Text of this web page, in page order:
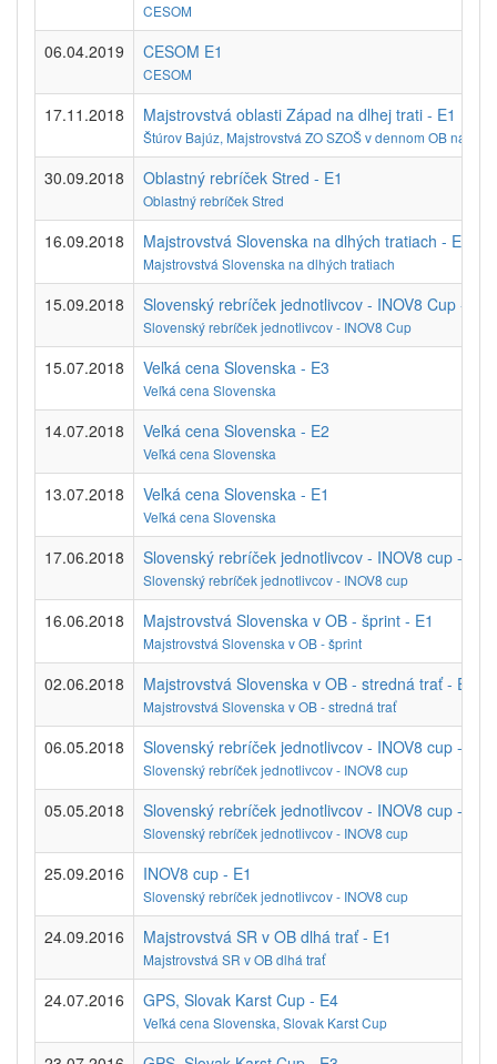
CESOM
06.04.2019 CESOM E1
CESOM
17.11.2018 Majstrovstvá oblasti Západ na dlhej trati - E1
Štúrov Bajúz, Majstrovstvá ZO SZOŠ v dennom OB na
30.09.2018 Oblastný rebríček Stred - E1
Oblastný rebríček Stred
16.09.2018 Majstrovstvá Slovenska na dlhých tratiach - E1
Majstrovstvá Slovenska na dlhých tratiach
15.09.2018 Slovenský rebríček jednotlivcov - INOV8 Cup - E1
Slovenský rebríček jednotlivcov - INOV8 Cup
15.07.2018 Veľká cena Slovenska - E3
Veľká cena Slovenska
14.07.2018 Veľká cena Slovenska - E2
Veľká cena Slovenska
13.07.2018 Veľká cena Slovenska - E1
Veľká cena Slovenska
17.06.2018 Slovenský rebríček jednotlivcov - INOV8 cup - E1
Slovenský rebríček jednotlivcov - INOV8 cup
16.06.2018 Majstrovstvá Slovenska v OB - šprint - E1
Majstrovstvá Slovenska v OB - šprint
02.06.2018 Majstrovstvá Slovenska v OB - stredná trať - E1
Majstrovstvá Slovenska v OB - stredná trať
06.05.2018 Slovenský rebríček jednotlivcov - INOV8 cup - E1
Slovenský rebríček jednotlivcov - INOV8 cup
05.05.2018 Slovenský rebríček jednotlivcov - INOV8 cup - E2
Slovenský rebríček jednotlivcov - INOV8 cup
25.09.2016 INOV8 cup - E1
Slovenský rebríček jednotlivcov - INOV8 cup
24.09.2016 Majstrovstvá SR v OB dlhá trať - E1
Majstrovstvá SR v OB dlhá trať
24.07.2016 GPS, Slovak Karst Cup - E4
Veľká cena Slovenska, Slovak Karst Cup